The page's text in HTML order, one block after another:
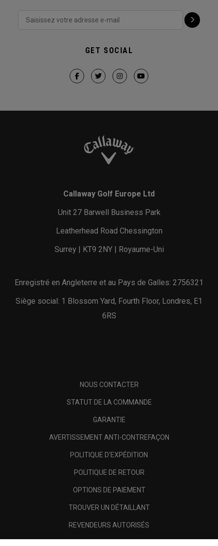
GET SOCIAL
Callaway Golf Europe Ltd
Unit 27 Barwell Business Park
Leatherhead Road Chessington
Surrey | KT9 2NY | Royaume-Uni
Enregistré en Angleterre et au Pays de Galles: 2756321
Siège social: 1 Blossom Yard, Fourth Floor, Londres, E1
6RS
NOUS CONTACTER
STATUT DE LA COMMANDE
GARANTIE
AVERTISSEMENT ANTI-CONTREFAÇON
POLITIQUE D'EXPÉDITION
POLITIQUE DE RETOUR
OPTIONS DE PAIEMENT
TROUVER UN DÉTAILLANT
REVENDEURS AUTORISÉS